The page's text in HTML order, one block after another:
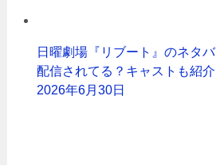
日曜劇場『リブート』のネタ
配信されてる？キャストも紹介
2026年6月30日